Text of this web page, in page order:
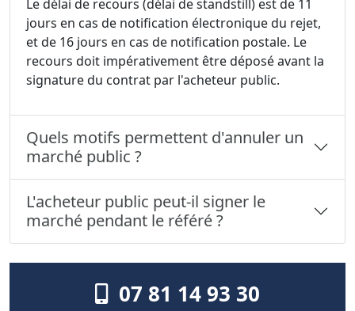
Le délai de recours (délai de standstill) est de 11
jours en cas de notification électronique du rejet,
et de 16 jours en cas de notification postale. Le
recours doit impérativement être déposé avant la
signature du contrat par l'acheteur public.
Quels motifs permettent d'annuler un
marché public ?
L'acheteur public peut-il signer le
marché pendant le référé ?
07 81 14 93 30